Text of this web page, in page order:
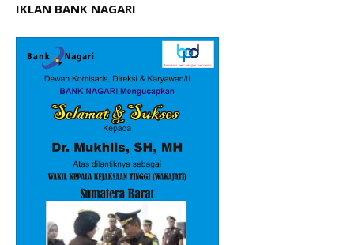
IKLAN BANK NAGARI